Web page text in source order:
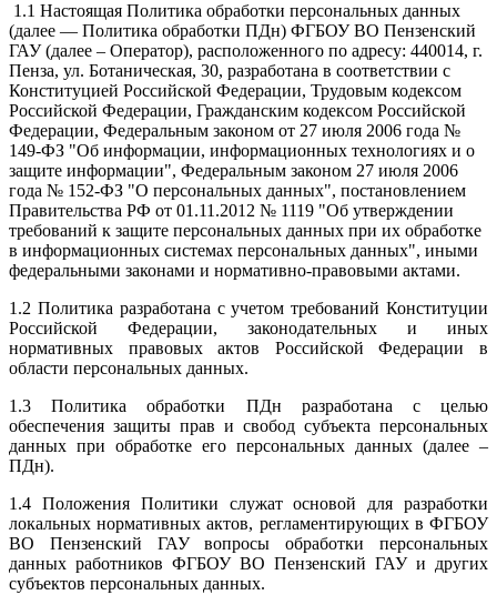
1.1 Настоящая Политика обработки персональных данных
(далее — Политика обработки ПДн) ФГБОУ ВО Пензенский
ГАУ (далее – Оператор), расположенного по адресу: 440014, г.
Пенза, ул. Ботаническая, 30, разработана в соответствии с
Конституцией Российской Федерации, Трудовым кодексом
Российской Федерации, Гражданским кодексом Российской
Федерации, Федеральным законом от 27 июля 2006 года №
149-ФЗ "Об информации, информационных технологиях и о
защите информации", Федеральным законом 27 июля 2006
года № 152-ФЗ "О персональных данных", постановлением
Правительства РФ от 01.11.2012 № 1119 "Об утверждении
требований к защите персональных данных при их обработке
в информационных системах персональных данных", иными
федеральными законами и нормативно-правовыми актами.
1.2 Политика разработана с учетом требований Конституции
Российской Федерации, законодательных и иных
нормативных правовых актов Российской Федерации в
области персональных данных.
1.3 Политика обработки ПДн разработана с целью
обеспечения защиты прав и свобод субъекта персональных
данных при обработке его персональных данных (далее –
ПДн).
1.4 Положения Политики служат основой для разработки
локальных нормативных актов, регламентирующих в ФГБОУ
ВО Пензенский ГАУ вопросы обработки персональных
данных работников ФГБОУ ВО Пензенский ГАУ и других
субъектов персональных данных.